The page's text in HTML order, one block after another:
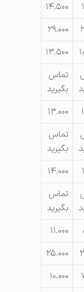
۱۴.۵۰۰
۲۹.۰۰۰
۱۳.۵۰۰
تماس
بگیرید
۱۳.۰۰۰
تماس
بگیرید
۱۴.۰۰۰
تماس
بگیرید
۱۱.۰۰۰
۲۵.۰۰۰
۱۰.۰۰۰